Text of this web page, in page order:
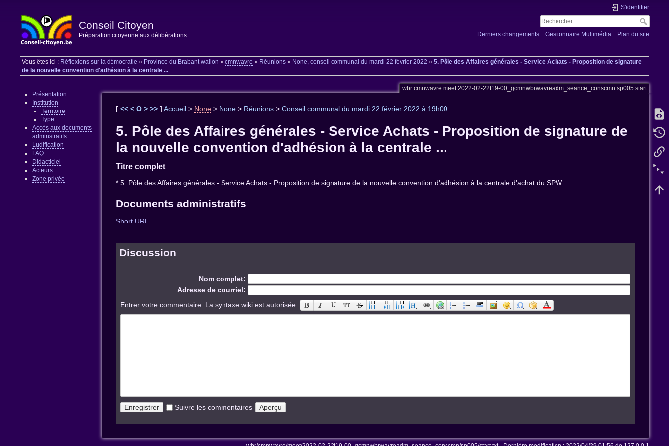
Conseil Citoyen
Préparation citoyenne aux délibérations
S'identifier
Derniers changements Gestionnaire Multimédia Plan du site
Vous êtes ici : Réflexions sur la démocratie » Province du Brabant wallon »cmnwavre » Réunions » None, conseil communal du mardi 22 février 2022 »5. Pôle des Affaires générales - Service Achats - Proposition de signature
de la nouvelle convention d'adhésion à la centrale ...
Présentation
Institution
Territoire
Type
Accès aux documents
adminstratifs
Ludification
FAQ
Didacticiel
Acteurs
Zone privée
wbr:cmnwavre:meet:2022-02-22t19-00_gcmnwbrwavreadm_seance_conscmn:sp005:start
[<<<O>>>] Accueil > None > None > Réunions >Conseil communal du mardi 22 février 2022 à 19h00
5. Pôle des Affaires générales - Service Achats - Proposition de signature de
la nouvelle convention d'adhésion à la centrale ...
Titre complet
* 5. Pôle des Affaires générales - Service Achats - Proposition de signature de la nouvelle convention d'adhésion à la centrale d'achat du SPW
Documents administratifs
Short URL
Discussion
Nom complet:
Adresse de courriel:
Entrer votre commentaire. La syntaxe wiki est autorisée:
Suivre les commentaires